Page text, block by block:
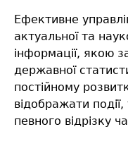
Ефективне
актуальної та
інформації, якою
державної
постійному
відображати
певного відрізку